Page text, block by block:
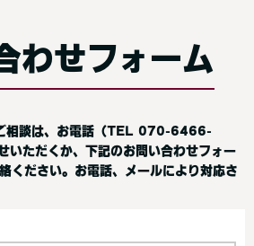
わせフォーム
相談は、お電話（TEL 070-6466-
ただくか、下記のお問い合わせフォー
ください。お電話、メールにより対応さ